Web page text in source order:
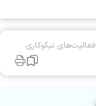
فعالیت‌های نیکوکاری